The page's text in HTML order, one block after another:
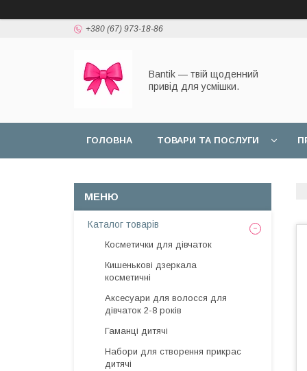
+380 (67) 973-18-86
Bantik — твій щоденний
привід для усмішки.
ГОЛОВНА ТОВАРИ ТА ПОСЛУГИ
Каталог товарів
Косметички для дівчаток
Кишенькові дзеркала
косметичні
Аксесуари для волосся для
дівчаток 2-8 років
Гаманці дитячі
Набори для створення прикрас
дитячі